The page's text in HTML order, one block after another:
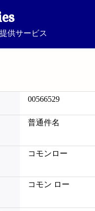
供サービス
00566529
普通件名
コモンロー
コモン ロー